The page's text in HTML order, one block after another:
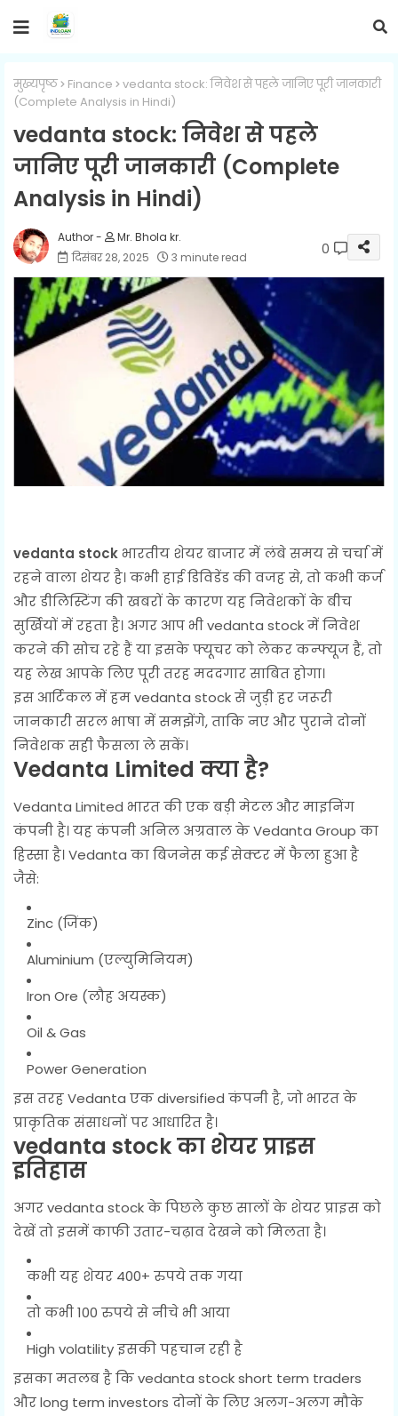
मुख्यपृष्ठ Finance
vedanta stock: निवेश से पहले जानिए पूरी जानकारी
(Complete Analysis in Hindi)
vedanta stock: निवेश से पहले
जानिए पूरी जानकारी (Complete
Analysis in Hindi)
Mr. Bhola kr.
दिसंबर 28, 2025
3 minute read 0
vedanta stock भारतीय शेयर बाजार में लंबे समय से चर्चा में
रहने वाला शेयर है। कभी हाई डिविडेंड की वजह से, तो कभी कर्ज
और डीलिस्टिंग की खबरों के कारण यह निवेशकों के बीच
सुर्खियों में रहता है। अगर आप भी vedanta stock में निवेश
करने की सोच रहे हैं या इसके फ्यूचर को लेकर कन्फ्यूज हैं, तो
यह लेख आपके लिए पूरी तरह मददगार साबित होगा।
इस आर्टिकल में हम vedanta stock से जुड़ी हर जरूरी
जानकारी सरल भाषा में समझेंगे, ताकि नए और पुराने दोनों
निवेशक सही फैसला ले सकें।
Vedanta Limited क्या है?
Vedanta Limited भारत की एक बड़ी मेटल और माइनिंग
कंपनी है। यह कंपनी अनिल अग्रवाल के Vedanta Group का
हिस्सा है। Vedanta का बिजनेस कई सेक्टर में फैला हुआ है
जैसे:
Zinc (जिंक)
Aluminium (एल्युमिनियम)
Iron Ore (लौह अयस्क)
Oil & Gas
Power Generation
इस तरह Vedanta एक diversified कंपनी है, जो भारत के
प्राकृतिक संसाधनों पर आधारित है।
vedanta stock का शेयर प्राइस
इतिहास
अगर vedanta stock के पिछले कुछ सालों के शेयर प्राइस को
देखें तो इसमें काफी उतार-चढ़ाव देखने को मिलता है।
कभी यह शेयर 400+ रुपये तक गया
तो कभी 100 रुपये से नीचे भी आया
High volatility इसकी पहचान रही है
इसका मतलब है कि vedanta stock short term traders
और long term investors दोनों के लिए अलग-अलग मौके